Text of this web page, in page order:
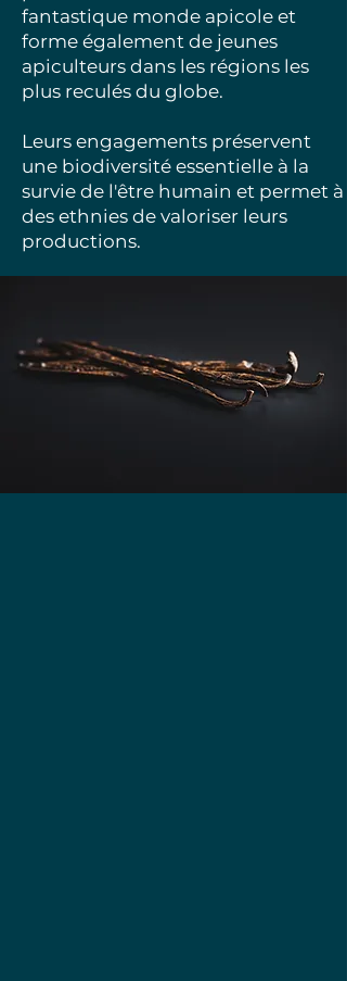
fantastique monde apicole et
forme également de jeunes
apiculteurs dans les régions les
plus reculés du globe.
Leurs engagements préservent
une biodiversité essentielle à la
survie de l'être humain et permet à
des ethnies de valoriser leurs
productions.